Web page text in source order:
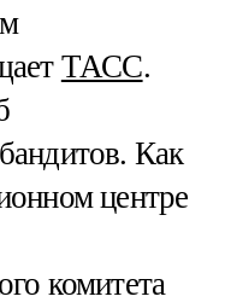
ТАСС.
Как
центре
комитета